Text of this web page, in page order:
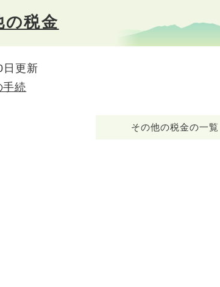
の税金
日更新
手続
その他の税金の一覧